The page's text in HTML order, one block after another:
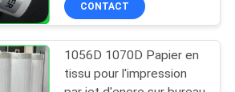
CONTACT
1056D 1070D Papier en
tissu pour l'impression